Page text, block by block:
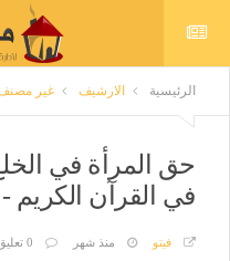
الرئيسية الارشيف غير
حق المرأة في
في القرآن الكريم
فيتو منذ شهر 0 تعليق